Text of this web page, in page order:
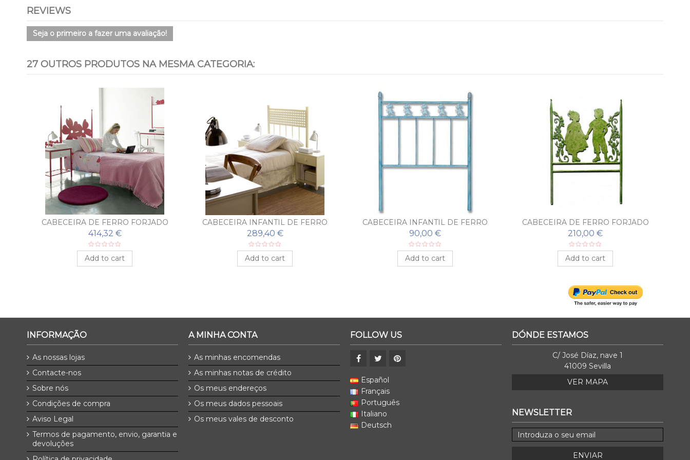
REVIEWS
Seja o primeiro a fazer uma avaliação!
27 OUTROS PRODUTOS NA MESMA CATEGORIA:
CABECEIRA DE FERRO FORJADO
LINO
414,32 €
Add to cart
CABECEIRA INFANTIL DE FERRO
FORJADO CANDELA
289,40 €
Add to cart
CABECEIRA INFANTIL DE FERRO
FORJADO RATÓN
90,00 €
Add to cart
CABECEIRA DE FERRO FORJADO
NIÑOS
210,00 €
Add to cart
INFORMAÇÃO
As nossas lojas
Contacte-nos
Sobre nós
Condições de compra
Aviso Legal
Termos de pagamento, envio, garantia e
devoluções
A MINHA CONTA
As minhas encomendas
As minhas notas de crédito
Os meus endereços
Os meus dados pessoais
Os meus vales de desconto
FOLLOW US
Español
Français
Português
Italiano
Deutsch
DÓNDE ESTAMOS
C/ José Díaz, nave 1
41009 Sevilla
VER MAPA
NEWSLETTER
ENVIAR